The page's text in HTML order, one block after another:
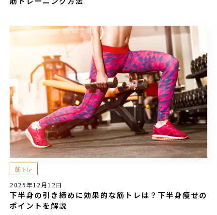
筋トレ
2025年12月12日
下半身の引き締めに効果的な筋トレは？下半身痩せの
ポイントを解説